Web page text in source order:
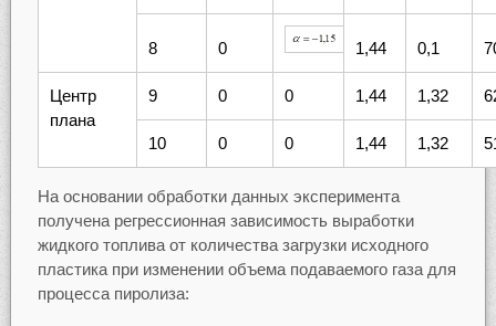
8 0 1,44 0,1
Центр
плана
9 0 0 1,44 1,32
10 0 0 1,44 1,32
На основании обработки данных эксперимента
получена регрессионная зависимость выработки
жидкого топлива от количества загрузки исходного
пластика при изменении объема подаваемого газа для
процесса пиролиза: